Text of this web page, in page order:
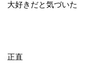
大好きだと気づいた
正直